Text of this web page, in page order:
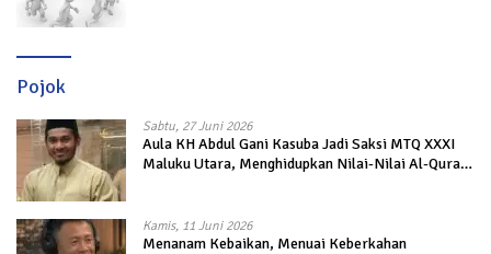
Pojok
Sabtu, 27 Juni 2026
Aula KH Abdul Gani Kasuba Jadi Saksi MTQ XXXI
Maluku Utara, Menghidupkan Nilai-Nilai Al-Quran
Kamis, 11 Juni 2026
Menanam Kebaikan, Menuai Keberkahan